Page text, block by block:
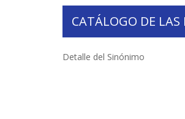
CATÁLOGO DE LAS
Detalle del Sinónimo